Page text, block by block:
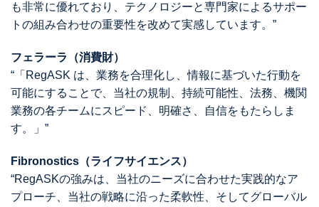
も非常に優れており、テクノロジーと専門家によるサポー
トの組み合わせの重要性を改めて実感しています。”
フェラーラ（消費財）
“「RegASK は、業務を合理化し、情報に基づいた行動を
可能にすることで、当社の規制、持続可能性、法務、機関
業務の各チームにスピード、明確さ、自信をもたらしま
す。」”
Fibronostics（ライフサイエンス）
“RegASKの強みは、当社のニーズに合わせた実践的なア
プローチ、当社の戦略に沿った柔軟性、そしてグローバル